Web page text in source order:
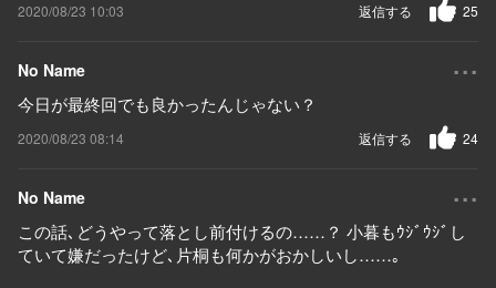
2020/08/23 10:03 25
返信する
No Name ...
今日が最終回でも良かったんじゃない？
2020/08/23 08:14 24
返信する
No Name ...
この話､どうやって落とし前付けるの……？ 小暮もｳｼﾞｳｼﾞし
ていて嫌だったけど､片桐も何かがおかしいし……｡